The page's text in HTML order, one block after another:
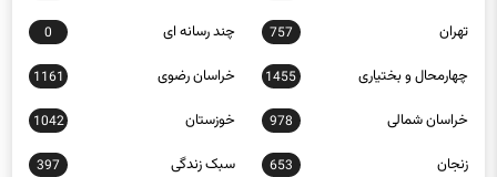
تهران 757 چند رسانه ای 0
چهارمحال و بختیاری 1455 خراسان رضوی 1161
خراسان شمالی 978 خوزستان 1042
زنجان 653 سبک زندگی 397